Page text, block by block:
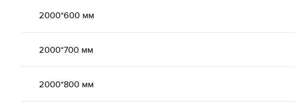
2000*600 мм
2000*700 мм
2000*800 мм